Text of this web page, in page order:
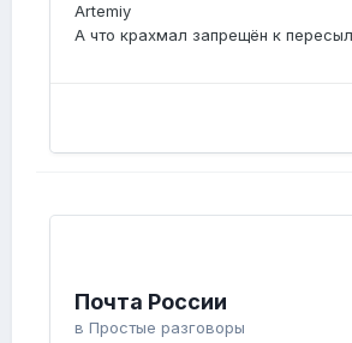
Artemiy
А что крахмал запрещён к
Почта России
в Простые разговоры